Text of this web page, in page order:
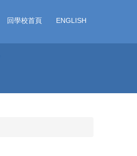
回學校首頁 ENGLISH